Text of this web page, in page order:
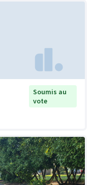
Soumis au
vote